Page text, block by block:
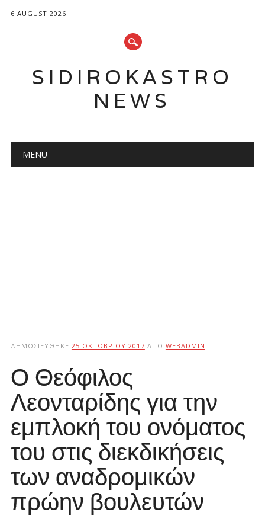
6 AUGUST 2026
SIDIROKASTRO
NEWS
Main menu
MENU
ΔΗΜΟΣΙΕΎΘΗΚΕ 25 ΟΚΤΩΒΡΊΟΥ 2017 ΑΠΌ WEBADMIN
Ο Θεόφιλος
Λεονταρίδης για την
εμπλοκή του ονόματος
του στις διεκδικήσεις
των αναδρομικών
πρώην βουλευτών